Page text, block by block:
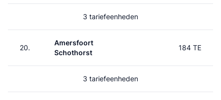
3 tariefeenheden
20.
Amersfoort
Schothorst
184 TE
3 tariefeenheden